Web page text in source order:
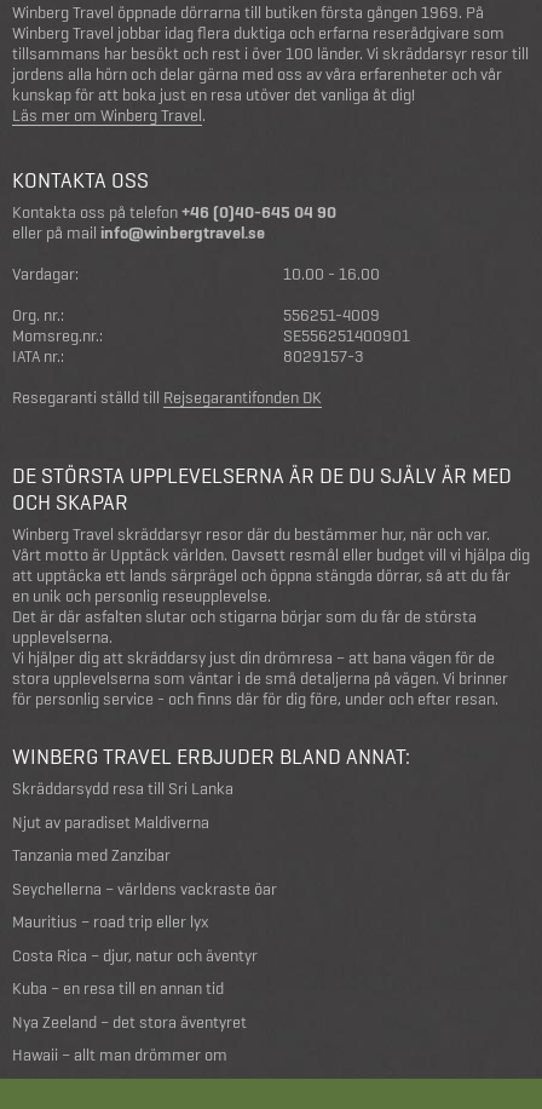
Winberg Travel öppnade dörrarna till butiken första gången 1969. På
Winberg Travel jobbar idag flera duktiga och erfarna reserådgivare som
tillsammans har besökt och rest i över 100 länder. Vi skräddarsyr resor till
jordens alla hörn och delar gärna med oss av våra erfarenheter och vår
kunskap för att boka just en resa utöver det vanliga åt dig!
Läs mer om Winberg Travel.
KONTAKTA OSS
Kontakta oss på telefon+46 (0)40-645 04 90
eller på mail info@winbergtravel.se
Vardagar:
10.00 - 16.00
Org. nr.:
556251-4009
Momsreg.nr.:
SE556251400901
IATA nr.:
8029157-3
Resegaranti ställd till Rejsegarantifonden DK
DE STÖRSTA UPPLEVELSERNA ÄR DE DU SJÄLV ÄR MED
OCH SKAPAR
Winberg Travel skräddarsyr resor där du bestämmer hur, när och var.
Vårt motto är Upptäck världen. Oavsett resmål eller budget vill vi hjälpa dig
att upptäcka ett lands särprägel och öppna stängda dörrar, så att du får
en unik och personlig reseupplevelse.
Det är där asfalten slutar och stigarna börjar som du får de största
upplevelserna.
Vi hjälper dig att skräddarsy just din drömresa – att bana vägen för de
stora upplevelserna som väntar i de små detaljerna på vägen. Vi brinner
för personlig service - och finns där för dig före, under och efter resan.
WINBERG TRAVEL ERBJUDER BLAND ANNAT:
Skräddarsydd resa till Sri Lanka
Njut av paradiset Maldiverna
Tanzania med Zanzibar
Seychellerna – världens vackraste öar
Mauritius – road trip eller lyx
Costa Rica – djur, natur och äventyr
Kuba – en resa till en annan tid
Nya Zeeland – det stora äventyret
Hawaii – allt man drömmer om